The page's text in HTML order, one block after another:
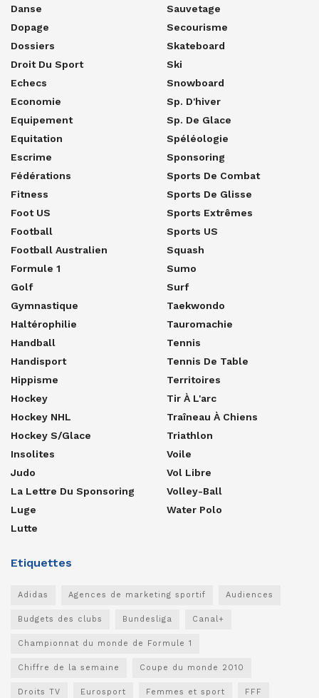
Danse
Dopage
Dossiers
Droit Du Sport
Echecs
Economie
Equipement
Equitation
Escrime
Fédérations
Fitness
Foot US
Football
Football Australien
Formule 1
Golf
Gymnastique
Haltérophilie
Handball
Handisport
Hippisme
Hockey
Hockey NHL
Hockey S/glace
Insolites
Judo
La Lettre Du Sponsoring
Luge
Lutte
Sauvetage
Secourisme
Skateboard
Ski
Snowboard
Sp. D'hiver
Sp. De Glace
Spéléologie
Sponsoring
Sports De Combat
Sports De Glisse
Sports Extrêmes
Sports US
Squash
Sumo
Surf
Taekwondo
Tauromachie
Tennis
Tennis De Table
Territoires
Tir À L'arc
Traîneau À Chiens
Triathlon
Voile
Vol Libre
Volley-Ball
Water Polo
Etiquettes
Adidas Agences de marketing sportif Audiences
Budgets des clubs Bundesliga Canal+
Championnat du monde de Formule 1
Chiffre de la semaine Coupe du monde 2010
Droits TV Eurosport Femmes et sport FFF